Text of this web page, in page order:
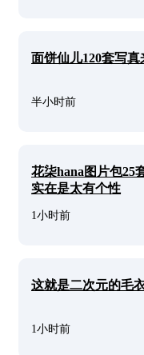
面饼仙儿120套写
半小时前
花柒hana图片包25
实在是太有个性
1小时前
这就是二次元的毛
1小时前